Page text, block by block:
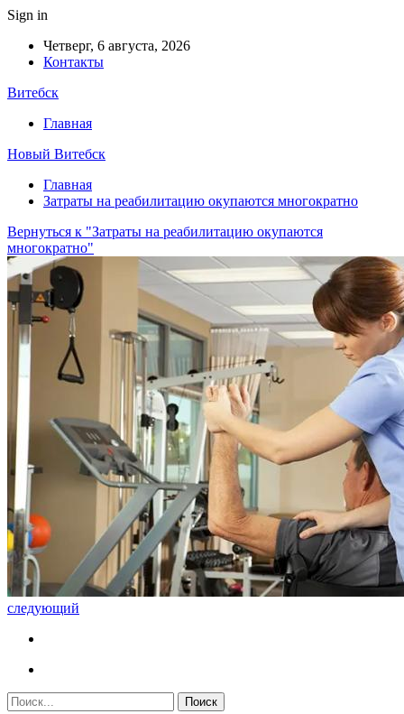
Sign in
Четверг, 6 августа, 2026
Контакты
Витебск
Главная
Новый Витебск
Главная
Затраты на реабилитацию окупаются многократно
Вернуться к "Затраты на реабилитацию окупаются
многократно"
следующий